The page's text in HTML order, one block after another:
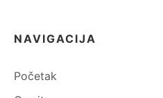
NAVIGACIJA
Početak